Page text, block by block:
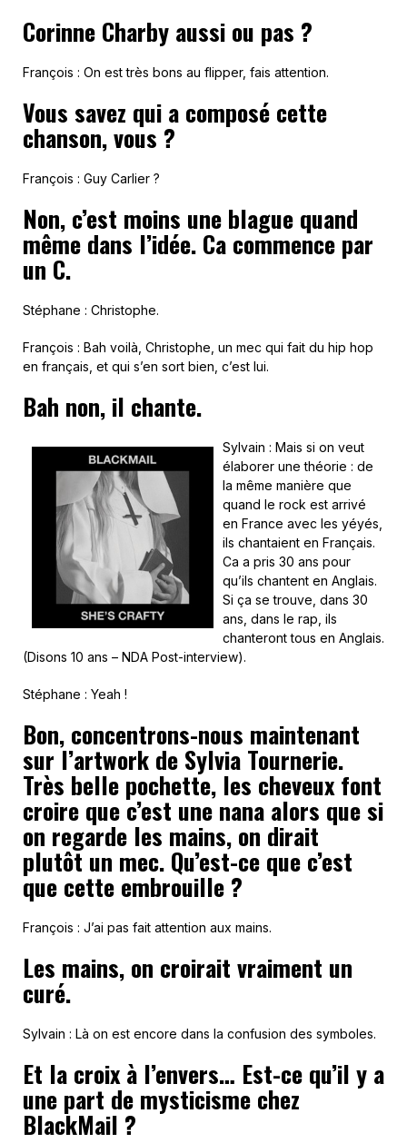
Corinne Charby aussi ou pas ?
François : On est très bons au flipper, fais attention.
Vous savez qui a composé cette
chanson, vous ?
François : Guy Carlier ?
Non, c’est moins une blague quand
même dans l’idée. Ca commence par
un C.
Stéphane : Christophe.
François : Bah voilà, Christophe, un mec qui fait du hip hop
en français, et qui s’en sort bien, c’est lui.
Bah non, il chante.
Sylvain : Mais si on veut
élaborer une théorie : de
la même manière que
quand le rock est arrivé
en France avec les yéyés,
ils chantaient en Français.
Ca a pris 30 ans pour
qu’ils chantent en Anglais.
Si ça se trouve, dans 30
ans, dans le rap, ils
chanteront tous en Anglais.
(Disons 10 ans – NDA Post-interview).
Stéphane : Yeah !
Bon, concentrons-nous maintenant
sur l’artwork de Sylvia Tournerie.
Très belle pochette, les cheveux font
croire que c’est une nana alors que si
on regarde les mains, on dirait
plutôt un mec. Qu’est-ce que c’est
que cette embrouille ?
François : J’ai pas fait attention aux mains.
Les mains, on croirait vraiment un
curé.
Sylvain : Là on est encore dans la confusion des symboles.
Et la croix à l’envers… Est-ce qu’il y a
une part de mysticisme chez
BlackMail ?